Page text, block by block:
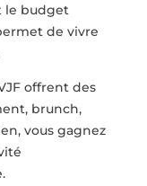
le budget
de vivre
offrent des
brunch,
vous gagnez